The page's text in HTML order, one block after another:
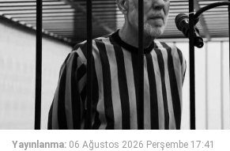
Yayınlanma: 06 Ağustos 2026 Perşembe 17:41